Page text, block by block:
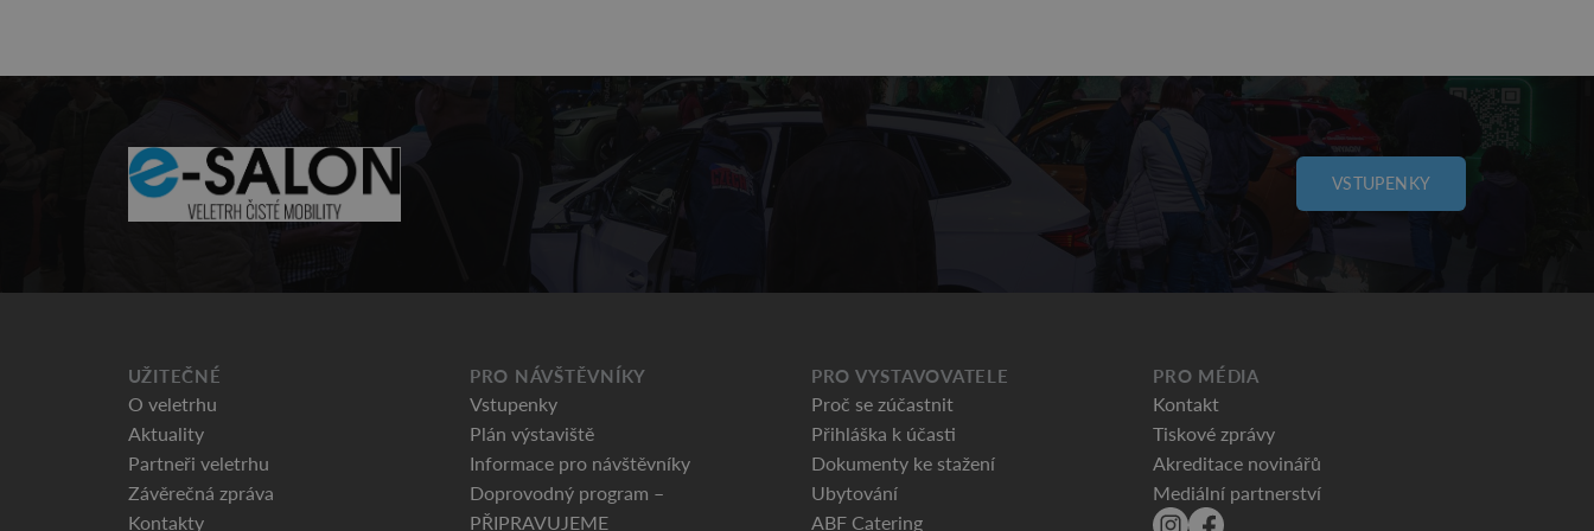
VSTUPENKY
UŽITEČNÉ
O veletrhu
Aktuality
Partneři veletrhu
Závěrečná zpráva
Kontakty
PRO NÁVŠTĚVNÍKY
Vstupenky
Plán výstaviště
Informace pro návštěvníky
Doprovodný program –
PŘIPRAVUJEME
PRO VYSTAVOVATELE
Proč se zúčastnit
Přihláška k účasti
Dokumenty ke stažení
Ubytování
ABF Catering
PRO MÉDIA
Kontakt
Tiskové zprávy
Akreditace novinářů
Mediální partnerství